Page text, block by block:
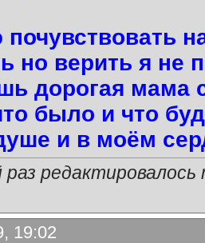
но верить я не
дорогая мама
было и что
и в моём
19:02